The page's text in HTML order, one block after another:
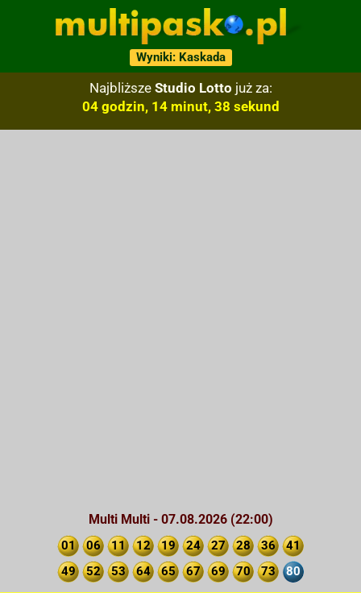
Wyniki: Kaskada
Najbliższe Studio Lotto już za:
04 godzin, 14 minut, 37 sekund
Multi Multi - 07.08.2026 (22:00)
01 06 11 12 19 24 27 28 36
41
49
52 53 64 65 67 69 70 73 80